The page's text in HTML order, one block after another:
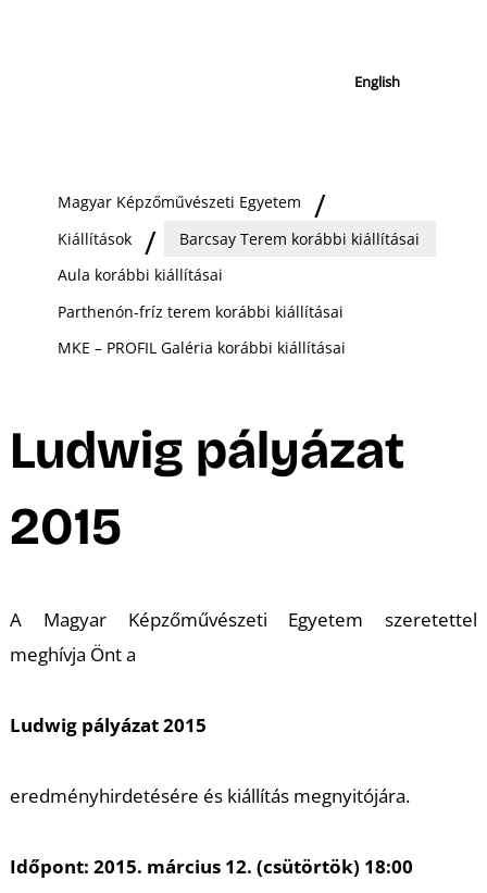
English
Magyar Képzőművészeti Egyetem
Kiállítások
Barcsay Terem korábbi kiállításai
Aula korábbi kiállításai
Parthenón-fríz terem korábbi kiállításai
MKE – PROFIL Galéria korábbi kiállításai
Ludwig pályázat
2015
A Magyar Képzőművészeti Egyetem szeretettel
meghívja Önt a
Ludwig pályázat 2015
eredményhirdetésére és kiállítás megnyitójára.
Időpont: 2015. március 12. (csütörtök) 18:00